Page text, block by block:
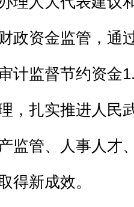
政资金监管，通
计监督节约资金
，扎实推进人民
监管、人事人才
得新成效。